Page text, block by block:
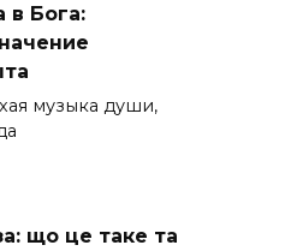
в Бога:
музыка души,
що це таке та